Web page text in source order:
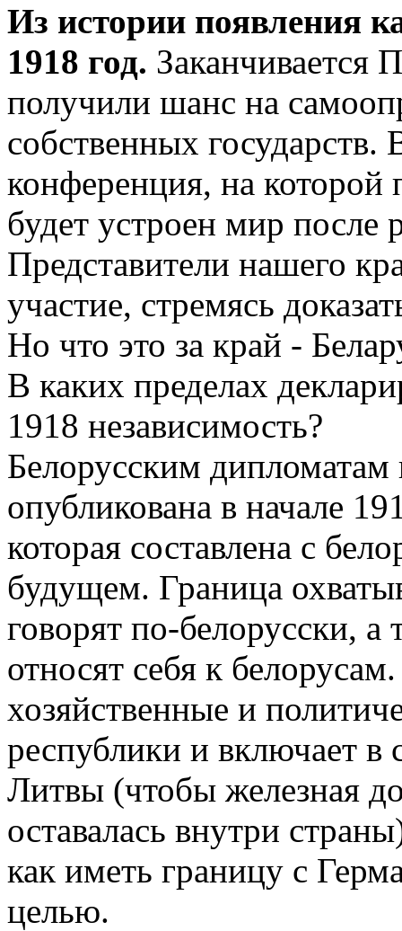
Из истории появления
1918 год. Заканчивается
получили шанс на
собственных
конференция, на которой
будет устроен мир после
Представители нашего
участие, стремясь
Но что это за край -
В каких пределах
1918 независимость?
Белорусским дипломатам
опубликована в начале
которая составлена с
будущем. Граница
говорят по-белорусски,
относят себя к
хозяйственные и
республики и включает в
Литвы (чтобы железная
оставалась внутри
как иметь границу с
целью.